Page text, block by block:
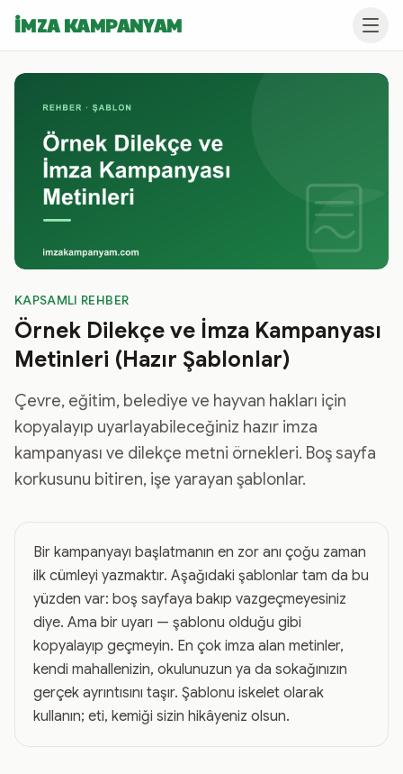
İMZA KAMPANYAM
KAPSAMLI REHBER
Örnek Dilekçe ve İmza Kampanyası
Metinleri (Hazır Şablonlar)
Çevre, eğitim, belediye ve hayvan hakları için
kopyalayıp uyarlayabileceğiniz hazır imza
kampanyası ve dilekçe metni örnekleri. Boş sayfa
korkusunu bitiren, işe yarayan şablonlar.
Bir kampanyayı başlatmanın en zor anı çoğu zaman
ilk cümleyi yazmaktır. Aşağıdaki şablonlar tam da bu
yüzden var: boş sayfaya bakıp vazgeçmeyesiniz
diye. Ama bir uyarı — şablonu olduğu gibi
kopyalayıp geçmeyin. En çok imza alan metinler,
kendi mahallenizin, okulunuzun ya da sokağınızın
gerçek ayrıntısını taşır. Şablonu iskelet olarak
kullanın; eti, kemiği sizin hikâyeniz olsun.